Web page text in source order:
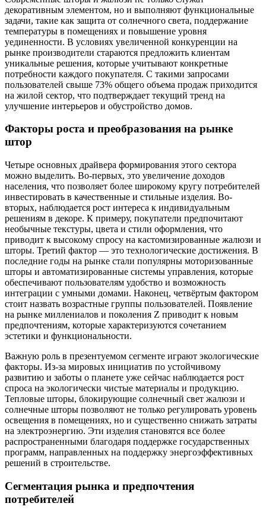
декоративным элементом, но и выполняют функциональные
задачи, такие как защита от солнечного света, поддержание
температуры в помещениях и повышение уровня
уединенности. В условиях увеличенной конкуренции на
рынке производители стараются предложить клиентам
уникальные решения, которые учитывают конкретные
потребности каждого покупателя. С такими запросами
пользователей свыше 73% общего объема продаж приходится
на жилой сектор, что подтверждает текущий тренд на
улучшение интерьеров и обустройство домов.
Факторы роста и преобразования на рынке
штор
Четыре основных драйвера формирования этого сектора
можно выделить. Во-первых, это увеличение доходов
населения, что позволяет более широкому кругу потребителей
инвестировать в качественные и стильные изделия. Во-
вторых, наблюдается рост интереса к индивидуальным
решениям в декоре. К примеру, покупатели предпочитают
необычные текстуры, цвета и стили оформления, что
приводит к высокому спросу на кастомизированные жалюзи и
шторы. Третий фактор — это технологические достижения. В
последние годы на рынке стали популярны моторизованные
шторы и автоматизированные системы управления, которые
обеспечивают пользователям удобство и возможность
интеграции с умными домами. Наконец, четвёртым фактором
стоит назвать возрастные группы пользователей. Появление
на рынке миллениалов и поколения Z приводит к новым
предпочтениям, которые характеризуются сочетанием
эстетики и функциональности.
Важную роль в презентуемом сегменте играют экологические
факторы. Из-за мировых инициатив по устойчивому
развитию и заботы о планете уже сейчас наблюдается рост
спроса на экологически чистые материалы и продукцию.
Тепловые шторы, блокирующие солнечный свет жалюзи и
солнечные шторы позволяют не только регулировать уровень
освещения в помещениях, но и существенно снижать затраты
на электроэнергию. Эти изделия становятся все более
распространенными благодаря поддержке государственных
программ, направленных на поддержку энергоэффективных
решений в строительстве.
Сегментация рынка и предпочтения
потребителей